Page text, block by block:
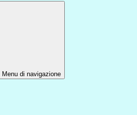
Menu di navigazione